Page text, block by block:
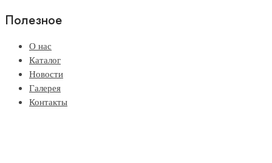
Полезное
О нас
Каталог
Новости
Галерея
Контакты